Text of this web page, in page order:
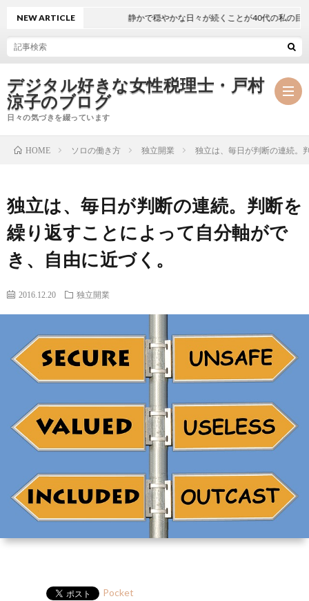
デジタル好きな女性税理士・戸村
涼子のブログ
日々の気づきを綴っています
ロ
ー
ル
事
HP
マ
ガ
筆
セ
ミ
ー・
演
NEW ARTICLE 静かで穏やかな日々が続くことが40代の私の目標
HOME ソロの働き方 独立開業 独立は、毎日が判断の連続。
独立は、毎日が判断の連続。判断を
繰り返すことによって自分軸がで
き、自由に近づく。
2016.12.20 独立開業
Pocket